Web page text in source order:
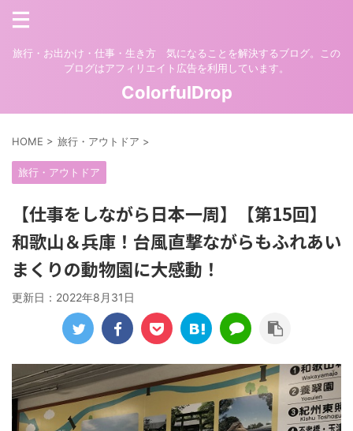
旅行・お出かけ・仕事・生き方 気になることを解決するブログ。この
ブログはアフィリエイト広告を利用しています。
ColorfulDrop
HOME > 旅行・アウトドア >
旅行・アウトドア
【仕事をしながら日本一周】【第15回】
和歌山＆兵庫！台風直撃ながらもふれあい
まくりの動物園に大感動！
更新日： 2022年8月31日